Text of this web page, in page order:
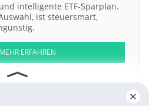
intelligente ETF-Sparplan.
ist steuersmart,
ERFAHREN